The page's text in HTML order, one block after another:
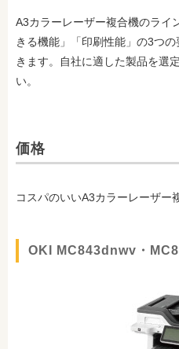
A3カラーレーザー複合機のライ
きる機能」「印刷性能」の3つ
きます。自社に適した製品を選
い。
価格
コスパのいいA3カラーレーザー
OKI MC843dnwv・